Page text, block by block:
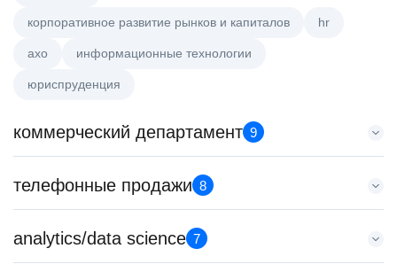
корпоративное развитие рынков и капиталов hr
axo информационные технологии
юриспруденция
коммерческий департамент 9
Аналитик данных (направление Enterprise продаж)
HeadHunter::Коммерческий департамент
з/п не указана
телефонные продажи 8
Старший специалист телемаркетинга
HeadHunter::Телефонные продажи
analytics/data science 7